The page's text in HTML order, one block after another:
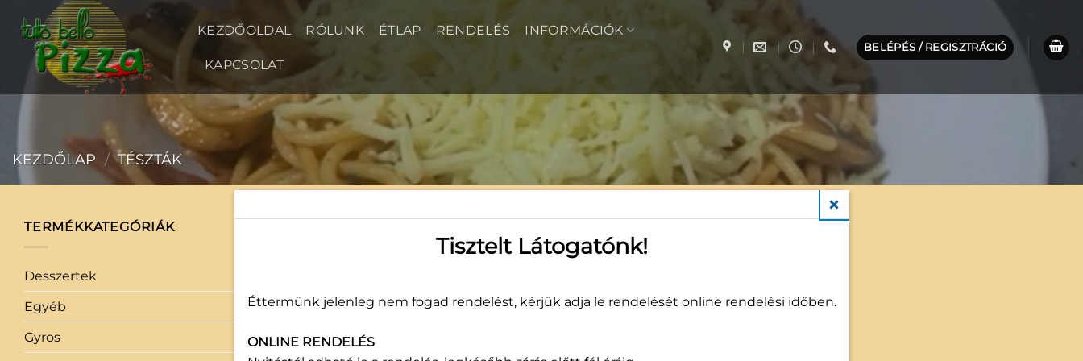
content
KEZDŐOLDAL RÓLUNK ÉTLAP RENDELÉS INFORMÁCIÓK
KAPCSOLAT
BELÉPÉS / REGISZTRÁCIÓ
KEZDŐLAP / TÉSZTÁK
TERMÉKKATEGÓRIÁK
Desszertek
Egyéb
Gyros
2 490
Tisztelt Látogatónk!
Éttermünk jelenleg nem fogad rendelést, kérjük adja le rendelését online rendelési időben.
ONLINE RENDELÉS